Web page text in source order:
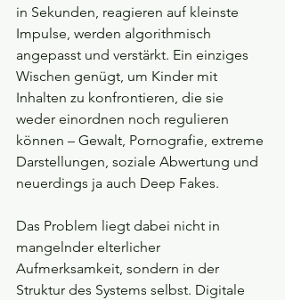
in Sekunden, reagieren auf kleinste
Impulse, werden algorithmisch
angepasst und verstärkt. Ein einziges
Wischen genügt, um Kinder mit
Inhalten zu konfrontieren, die sie
weder einordnen noch regulieren
können – Gewalt, Pornografie, extreme
Darstellungen, soziale Abwertung und
neuerdings ja auch Deep Fakes.
Das Problem liegt dabei nicht in
mangelnder elterlicher
Aufmerksamkeit, sondern in der
Struktur des Systems selbst. Digitale